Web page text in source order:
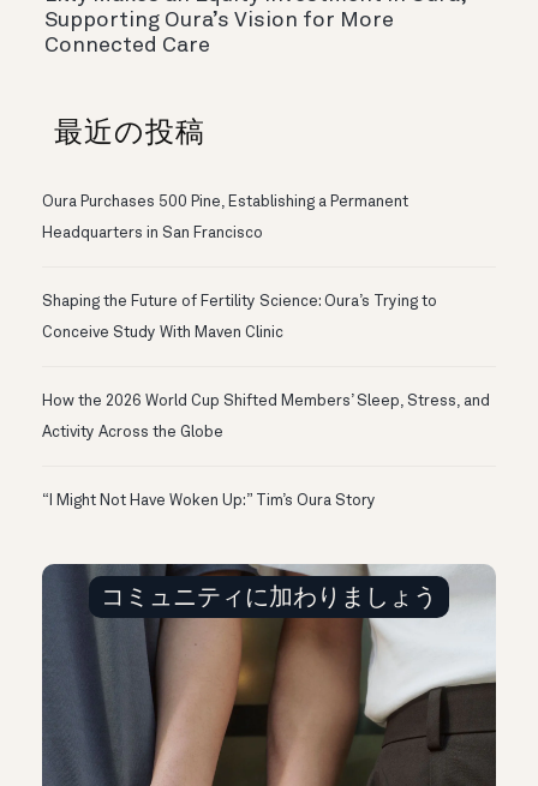
Supporting Oura’s Vision for More
Connected Care
最近の投稿
Oura Purchases 500 Pine, Establishing a Permanent
Headquarters in San Francisco
Shaping the Future of Fertility Science: Oura’s Trying to
Conceive Study With Maven Clinic
How the 2026 World Cup Shifted Members’ Sleep, Stress, and
Activity Across the Globe
“I Might Not Have Woken Up:” Tim’s Oura Story
コミュニティに加わりましょう